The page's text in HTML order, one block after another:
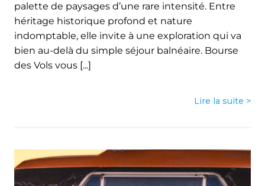
palette de paysages d’une rare intensité. Entre
héritage historique profond et nature
indomptable, elle invite à une exploration qui va
bien au-delà du simple séjour balnéaire. Bourse
des Vols vous [...]
Lire la suite >